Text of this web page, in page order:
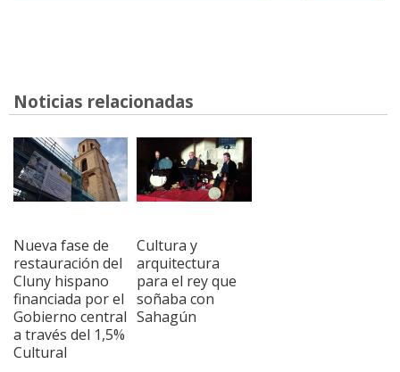
Noticias relacionadas
Nueva fase de
restauración del
Cluny hispano
financiada por el
Gobierno central
a través del 1,5%
Cultural
Cultura y
arquitectura
para el rey que
soñaba con
Sahagún